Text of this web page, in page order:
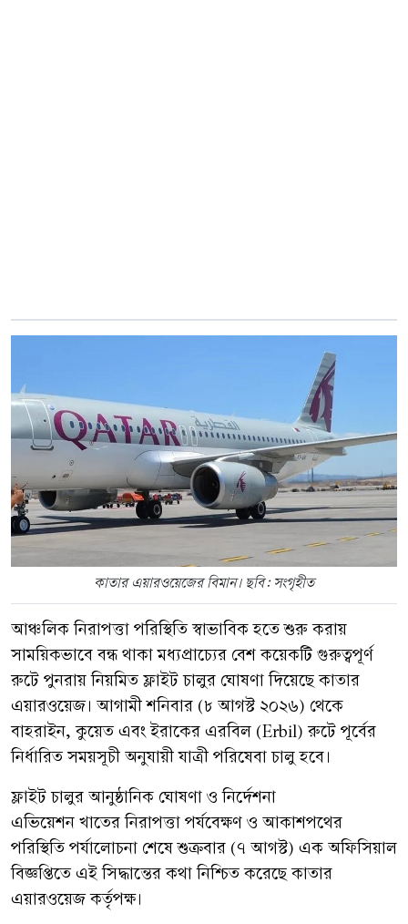
কাতার এয়ারওয়েজের বিমান। ছবি: সংগৃহীত
আঞ্চলিক নিরাপত্তা পরিস্থিতি স্বাভাবিক হতে শুরু করায়
সাময়িকভাবে বন্ধ থাকা মধ্যপ্রাচ্যের বেশ কয়েকটি গুরুত্বপূর্ণ
রুটে পুনরায় নিয়মিত ফ্লাইট চালুর ঘোষণা দিয়েছে কাতার
এয়ারওয়েজ। আগামী শনিবার (৮ আগস্ট ২০২৬) থেকে
বাহরাইন, কুয়েত এবং ইরাকের এরবিল (Erbil) রুটে পূর্বের
নির্ধারিত সময়সূচী অনুযায়ী যাত্রী পরিষেবা চালু হবে।
ফ্লাইট চালুর আনুষ্ঠানিক ঘোষণা ও নির্দেশনা
এভিয়েশন খাতের নিরাপত্তা পর্যবেক্ষণ ও আকাশপথের
পরিস্থিতি পর্যালোচনা শেষে শুক্রবার (৭ আগস্ট) এক অফিসিয়াল
বিজ্ঞপ্তিতে এই সিদ্ধান্তের কথা নিশ্চিত করেছে কাতার
এয়ারওয়েজ কর্তৃপক্ষ।